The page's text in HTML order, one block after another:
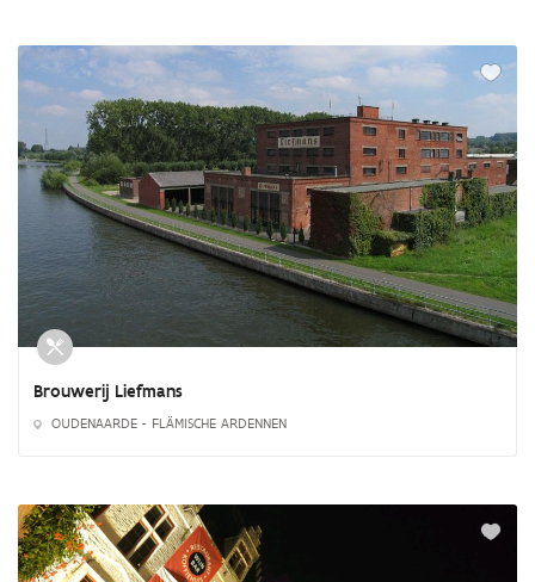
Brouwerij Liefmans
OUDENAARDE - FLÄMISCHE ARDENNEN